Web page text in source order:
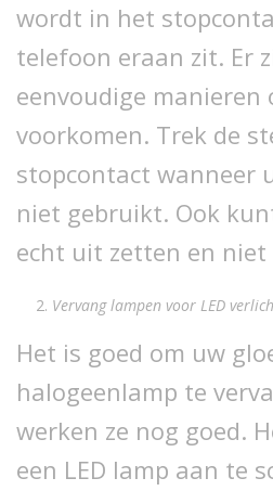
wordt in het
telefoon eraan zit. Er
eenvoudige manieren
voorkomen. Trek de
stopcontact wanneer
niet gebruikt. Ook
echt uit zetten en niet
Vervang lampen voor LED
Het is goed om uw
halogeenlamp te
werken ze nog goed.
een LED lamp aan te